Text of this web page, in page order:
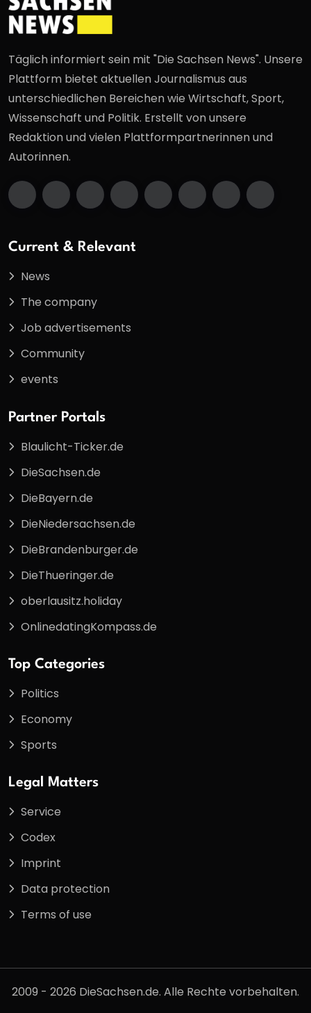
Täglich informiert sein mit "Die Sachsen News". Unsere
Plattform bietet aktuellen Journalismus aus
unterschiedlichen Bereichen wie Wirtschaft, Sport,
Wissenschaft und Politik. Erstellt von unsere
Redaktion und vielen Plattformpartnerinnen und
Autorinnen.
Current & Relevant
News
The company
Job advertisements
Community
events
Partner Portals
Blaulicht-Ticker.de
DieSachsen.de
DieBayern.de
DieNiedersachsen.de
DieBrandenburger.de
DieThueringer.de
oberlausitz.holiday
OnlinedatingKompass.de
Top Categories
Politics
Economy
Sports
Legal Matters
Service
Codex
Imprint
Data protection
Terms of use
2009 - 2026 DieSachsen.de. Alle Rechte vorbehalten.